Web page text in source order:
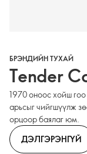
БРЭНДИЙН ТУХАЙ
Tender
1970 оноос хойш
арьсыг чийгшүүлж
орцоор баялаг юм.
ДЭЛГЭРЭНГҮЙ